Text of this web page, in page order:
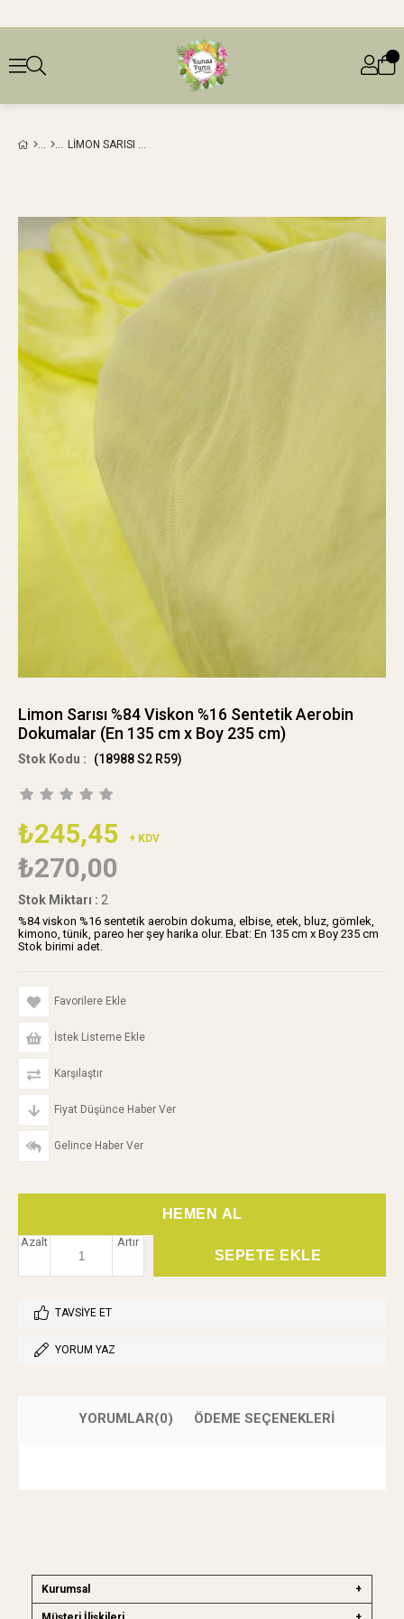
LIMON SARISI %84 VISKON %16 SENTETIK AEROBIN DOKUMALAR (EN 135 CM X BOY 235 CM)
Limon Sarısı %84 Viskon %16 Sentetik Aerobin
Dokumalar (En 135 cm x Boy 235 cm)
(18988 S2 R59)
₺245,45 + KDV
₺270,00
Stok Miktarı : 2
%84 viskon %16 sentetik aerobin dokuma, elbise, etek, bluz, gömlek,
kimono, tünik, pareo her şey harika olur. Ebat: En 135 cm x Boy 235 cm
Stok birimi adet.
Favorilere Ekle
İstek Listeme Ekle
Karşılaştır
Fiyat Düşünce Haber Ver
Gelince Haber Ver
Artır
Azalt
TAVSIYE ET
YORUM YAZ
YORUMLAR(0) ÖDEME SEÇENEKLERI
Kurumsal